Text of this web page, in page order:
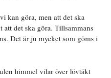
kan göra, men att det ska
att det ska göra. Tillsammans
Det är ju mycket som göms i
himmel vilar över lövtäkt